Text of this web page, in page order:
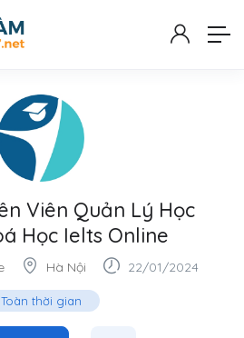
Viên Quản Lý Học
Học Ielts Online
Hà Nội 22/01/2024
Toàn thời gian